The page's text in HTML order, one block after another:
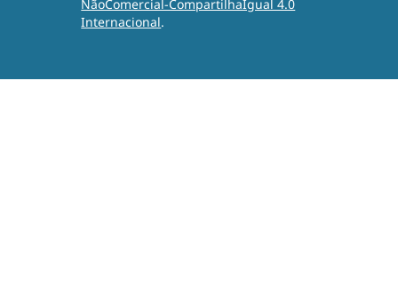
NãoComercial-CompartilhaIgual 4.0
Internacional.